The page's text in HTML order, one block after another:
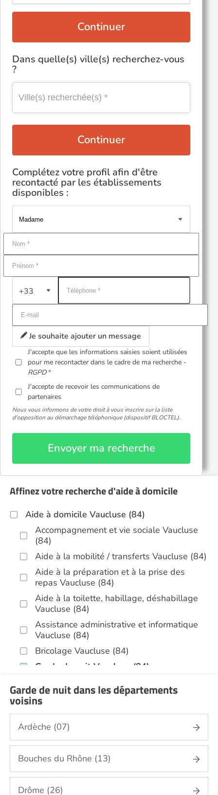
Continuer
Dans quelle(s) ville(s) recherchez-vous
?
Continuer
Complétez votre profil afin d'être
recontacté par les établissements
disponibles :
+33
Je souhaite ajouter un message
J'accepte que les informations saisies soient utilisées
pour me recontacter dans le cadre de ma recherche -
RGPD
J'accepte de recevoir les communications de
partenaires
Nous vous informons de votre droit à vous inscrire sur la liste
d'opposition au démarchage téléphonique (dispositif BLOCTEL).
Envoyer ma recherche
Affinez votre recherche d'aide à domicile
Aide à domicile Vaucluse (84)
Accompagnement et vie sociale Vaucluse
(84)
Aide à la mobilité / transferts Vaucluse (84)
Aide à la préparation et à la prise des
repas Vaucluse (84)
Aide à la toilette, habillage, déshabillage
Vaucluse (84)
Assistance administrative et informatique
Vaucluse (84)
Bricolage Vaucluse (84)
Garde de nuit Vaucluse (84)
Jardinage Vaucluse (84)
Aide aux courses Vaucluse (84)
Entretien du cadre de vie, ménage,
repassage, gestion du linge Vaucluse (84)
Portage de repas Vaucluse (84)
Sorties (promenades, rendez-vous
médicaux...) Vaucluse (84)
Garde de nuit dans les départements
voisins
Ardèche (07)
Bouches du Rhône (13)
Drôme (26)